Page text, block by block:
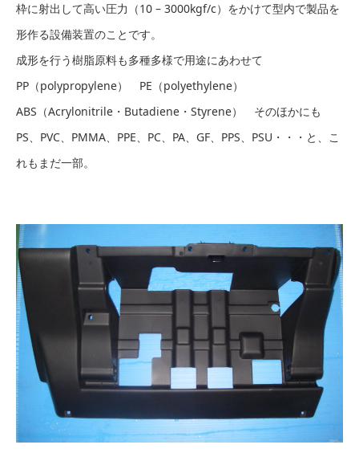
枠に射出して高い圧力（10 – 3000kgf/c）をかけて型内で製品を
形作る設備装置のことです。
成形を行う樹脂原料も多種多様で用途にあわせて
PP（polypropylene） PE（polyethylene）
ABS（Acrylonitrile・Butadiene・Styrene） そのほかにも
PS、PVC、PMMA、PPE、PC、PA、GF、PPS、PSU・・・と、こ
れもまだ一部。